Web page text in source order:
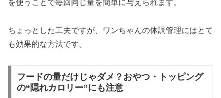
を使うことで毎回同じ量を簡単に与えられます。
ちょっとした工夫ですが、ワンちゃんの体調管理にはとて
も効果的な方法です。
フードの量だけじゃダメ？おやつ・トッピング
の“隠れカロリー”にも注意